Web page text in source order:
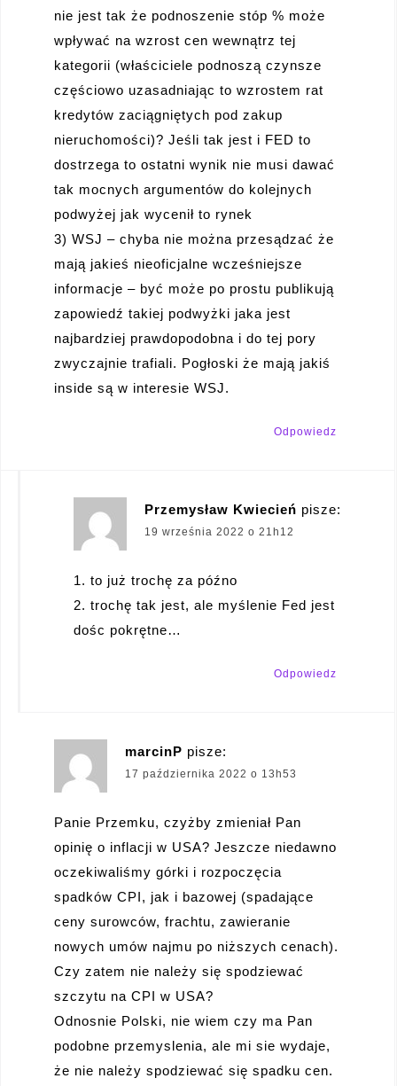
nie jest tak że podnoszenie stóp % może
wpływać na wzrost cen wewnątrz tej
kategorii (właściciele podnoszą czynsze
częściowo uzasadniając to wzrostem rat
kredytów zaciągniętych pod zakup
nieruchomości)? Jeśli tak jest i FED to
dostrzega to ostatni wynik nie musi dawać
tak mocnych argumentów do kolejnych
podwyżej jak wycenił to rynek
3) WSJ – chyba nie można przesądzać że
mają jakieś nieoficjalne wcześniejsze
informacje – być może po prostu publikują
zapowiedź takiej podwyżki jaka jest
najbardziej prawdopodobna i do tej pory
zwyczajnie trafiali. Pogłoski że mają jakiś
inside są w interesie WSJ.
Odpowiedz
Przemysław Kwiecień pisze:
19 września 2022 o 21h12
1. to już trochę za późno
2. trochę tak jest, ale myślenie Fed jest
dośc pokrętne…
Odpowiedz
marcinP pisze:
17 października 2022 o 13h53
Panie Przemku, czyżby zmieniał Pan
opinię o inflacji w USA? Jeszcze niedawno
oczekiwaliśmy górki i rozpoczęcia
spadków CPI, jak i bazowej (spadające
ceny surowców, frachtu, zawieranie
nowych umów najmu po niższych cenach).
Czy zatem nie należy się spodziewać
szczytu na CPI w USA?
Odnosnie Polski, nie wiem czy ma Pan
podobne przemyslenia, ale mi sie wydaje,
że nie należy spodziewać się spadku cen.